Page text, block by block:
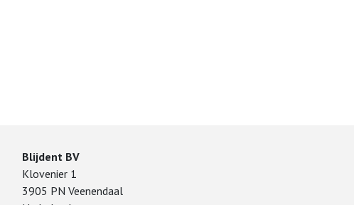
Blijdent BV
Klovenier 1
3905 PN Veenendaal